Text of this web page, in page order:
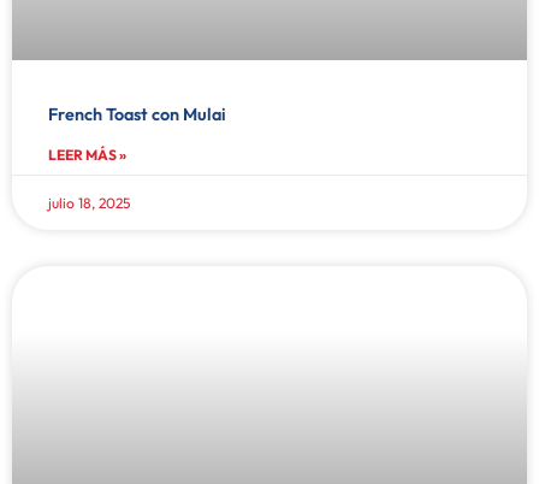
French Toast con Mulai
LEER MÁS »
julio 18, 2025